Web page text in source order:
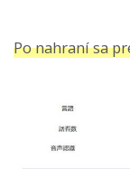
Po nahraní sa